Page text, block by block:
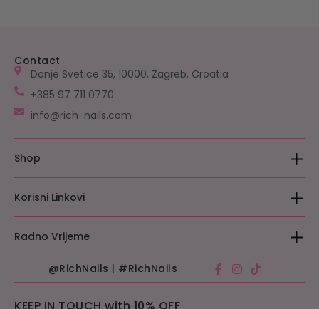
Contact
Donje Svetice 35, 10000, Zagreb, Croatia
+385 97 711 0770
info@rich-nails.com
Shop
​Akcija
Korisni Linkovi
FAQs
Politika Privatnosti
Radno Vrijeme
Ponedjeljak – Petak: 08:00 – 16:00
Subota: 09:00 – 13:00
@RichNails | #RichNails